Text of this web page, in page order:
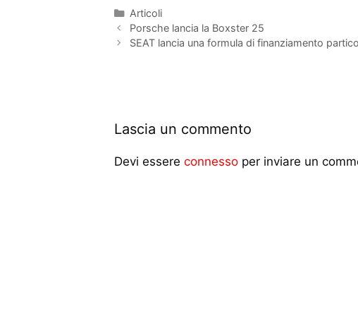
Articoli
Porsche lancia la Boxster 25
SEAT lancia una formula di finanziamento
Lascia un commento
Devi essere connesso per inviare un